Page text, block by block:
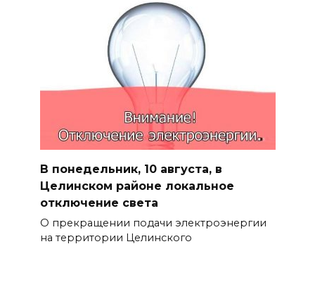
В понедельник, 10 августа, в
Целинском районе локальное
отключение света
О прекращении подачи электроэнергии
на территории Целинского